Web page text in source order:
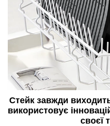
Стейк завжди
використовує
своєї